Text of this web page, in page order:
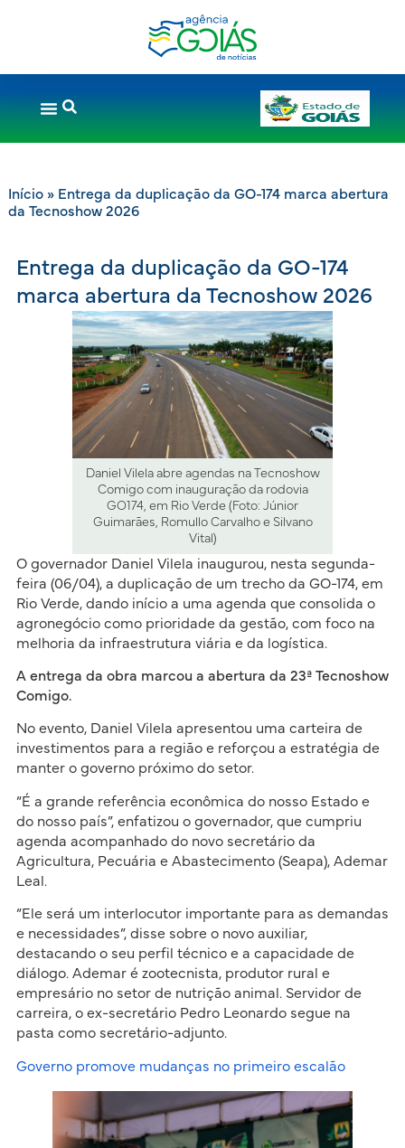
Início» Entrega da duplicação da GO-174 marca abertura
da Tecnoshow 2026
Entrega da duplicação da GO-174
marca abertura da Tecnoshow 2026
Daniel Vilela abre agendas na Tecnoshow
Comigo com inauguração da rodovia
GO174, em Rio Verde (Foto: Júnior
Guimarães, Romullo Carvalho e Silvano
Vital)
O governador Daniel Vilela inaugurou, nesta segunda-
feira (06/04), a duplicação de um trecho da GO-174, em
Rio Verde, dando início a uma agenda que consolida o
agronegócio como prioridade da gestão, com foco na
melhoria da infraestrutura viária e da logística.
A entrega da obra marcou a abertura da 23ª Tecnoshow
Comigo.
No evento, Daniel Vilela apresentou uma carteira de
investimentos para a região e reforçou a estratégia de
manter o governo próximo do setor.
“É a grande referência econômica do nosso Estado e
do nosso país”, enfatizou o governador, que cumpriu
agenda acompanhado do novo secretário da
Agricultura, Pecuária e Abastecimento (Seapa), Ademar
Leal.
“Ele será um interlocutor importante para as demandas
e necessidades”, disse sobre o novo auxiliar,
destacando o seu perfil técnico e a capacidade de
diálogo. Ademar é zootecnista, produtor rural e
empresário no setor de nutrição animal. Servidor de
carreira, o ex-secretário Pedro Leonardo segue na
pasta como secretário-adjunto.
Governo promove mudanças no primeiro escalão